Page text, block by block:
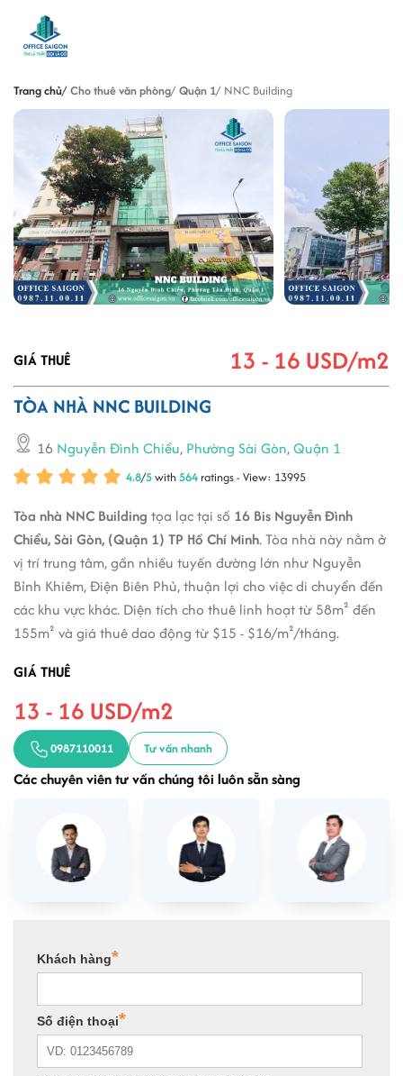
Trang chủ Cho thuê văn phòng Quận 1 NNC Building
GIÁ THUÊ 13 - 16 USD/m2
TÒA NHÀ NNC BUILDING
16 Nguyễn Đình Chiểu, Phường Sài Gòn,Quận 1
4.8/5with564 ratings - View: 13995
Tòa nhà NNC Building tọa lạc tại số 16 Bis Nguyễn Đình
Chiểu, Sài Gòn, (Quận 1) TP Hồ Chí Minh. Tòa nhà này nằm ở
vị trí trung tâm, gần nhiều tuyến đường lớn như Nguyễn
Bỉnh Khiêm, Điện Biên Phủ, thuận lợi cho việc di chuyển đến
các khu vực khác. Diện tích cho thuê linh hoạt từ 58m² đến
155m² và giá thuê dao động từ $15 - $16/m²/tháng.
GIÁ THUÊ
13 - 16 USD/m2
0987110011 Tư vấn nhanh
Các chuyên viên tư vấn chúng tôi luôn sẵn sàng